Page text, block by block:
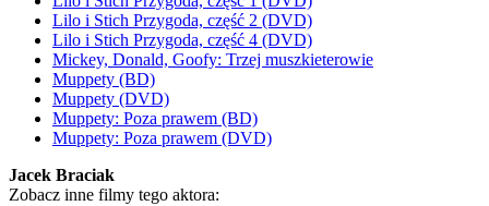
Lilo i Stich Przygoda, część 2 (DVD)
Lilo i Stich Przygoda, część 4 (DVD)
Mickey, Donald, Goofy: Trzej muszkieterowie
Muppety (BD)
Muppety (DVD)
Muppety: Poza prawem (BD)
Muppety: Poza prawem (DVD)
Jacek Braciak
Zobacz inne filmy tego aktora: